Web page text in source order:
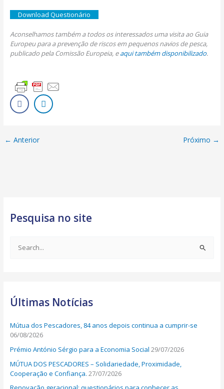
Download Questionário
Aconselhamos também a todos os interessados uma visita ao Guia
Europeu para a prevenção de riscos em pequenos navios de pesca,
publicado pela Comissão Europeia, eaqui também disponibilizado.
← Anterior Próximo →
Pesquisa no site
c
f
o
r
:
Últimas Notícias
Mútua dos Pescadores, 84 anos depois continua a cumprir-se
06/08/2026
Prémio António Sérgio para a Economia Social 29/07/2026
MÚTUA DOS PESCADORES – Solidariedade, Proximidade,
Cooperação e Confiança. 27/07/2026